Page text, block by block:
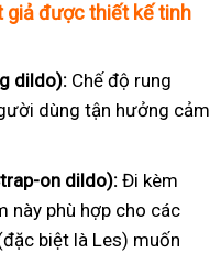
giả được thiết kế tinh
dildo): Chế độ rung
dùng tận hưởng cảm
on dildo):Đi kèm
này phù hợp cho các
biệt là Les) muốn